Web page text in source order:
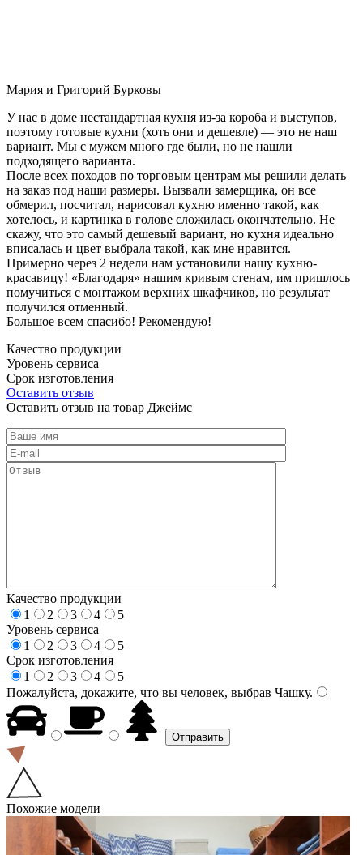
Мария и Григорий Бурковы
У нас в доме нестандартная кухня из-за короба и выступов,
поэтому готовые кухни (хоть они и дешевле) — это не наш
вариант. Мы с мужем много где были, но не нашли
подходящего варианта.
После всех походов по торговым центрам мы решили делать
на заказ под наши размеры. Вызвали замерщика, он все
обмерил, посчитал, нарисовал кухню именно такой, как
хотелось, и картинка в голове сложилась окончательно. Не
скажу, что это самый дешевый вариант, но кухня идеально
вписалась и цвет выбрала такой, как мне нравится.
Примерно через 2 недели нам установили нашу кухню-
красавицу! «Благодаря» нашим кривым стенам, им пришлось
помучиться с монтажом верхних шкафчиков, но результат
получился отменный.
Большое всем спасибо! Рекомендую!
Качество продукции
Уровень сервиса
Срок изготовления
Оставить отзыв
Оставить отзыв на товар Джеймс
Качество продукции
1
2 3 4
5
Уровень сервиса
1
2 3 4
5
Срок изготовления
1
2 3 4
5
Пожалуйста, докажите, что вы человек, выбрав Чашку.
Похожие модели